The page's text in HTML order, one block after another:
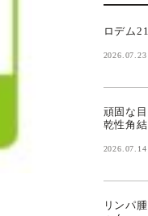
ロデム
2026.07.23
頑固な
乾性角
2026.07.14
リンパ